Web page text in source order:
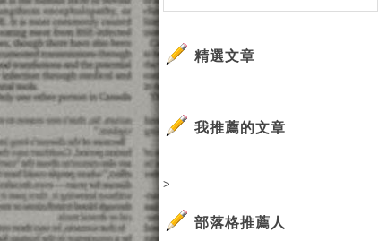
精選文章
我推薦的文章
>
部落格推薦人